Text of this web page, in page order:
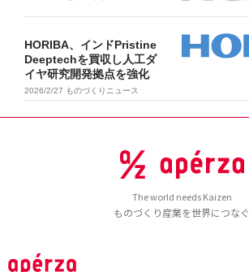
HORIBA、インドPristine
Deeptechを買収し人工ダ
イヤ研究開発拠点を強化
2026/2/27 ものづくりニュース
The world needs Kaizen
ものづくり産業を世界につなぐ